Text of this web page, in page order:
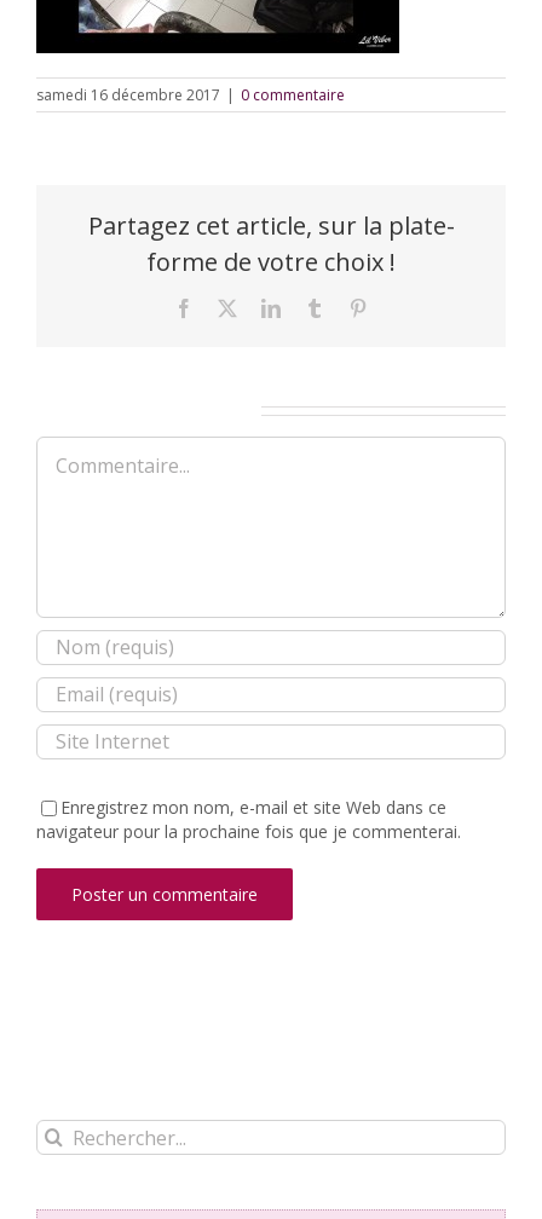
samedi 16 décembre 2017 | 0 commentaire
Partagez cet article, sur la plate-
forme de votre choix !
Facebook LinkedInTumblr
Commentaire
Enregistrez mon nom, e-mail et site Web dans ce
navigateur pour la prochaine fois que je commenterai.
Rechercher: